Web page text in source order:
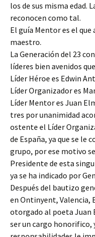
los de sus misma edad.
reconocen como tal.
El guía Mentor es el que
maestro.
La Generación del 23
líderes bien avenidos
Líder Héroe es Edwin
Líder Organizador es
Líder Mentor es Juan
tres por unanimidad
ostente el Líder
de España, ya que se le
grupo, por ese motivo
Presidente de esta
ya se ha indicado por
Después del bautizo
en Ontinyent, Valencia,
otorgado al poeta Juan
ser un cargo honorifico,